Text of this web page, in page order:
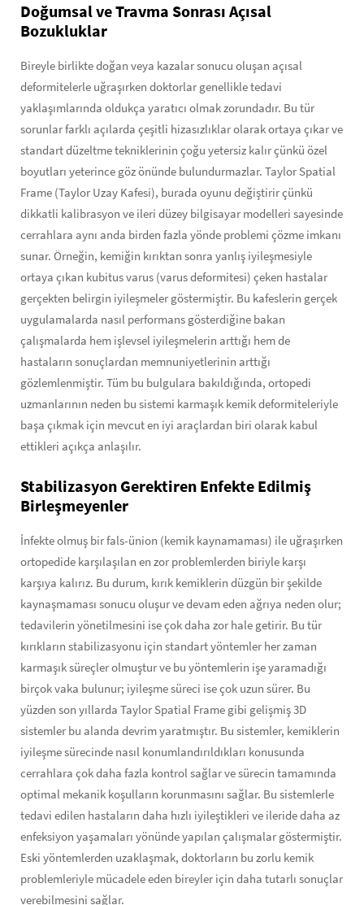
Doğumsal ve Travma Sonrası Açısal
Bozukluklar
Bireyle birlikte doğan veya kazalar sonucu oluşan açısal
deformitelerle uğraşırken doktorlar genellikle tedavi
yaklaşımlarında oldukça yaratıcı olmak zorundadır. Bu tür
sorunlar farklı açılarda çeşitli hizasızlıklar olarak ortaya çıkar ve
standart düzeltme tekniklerinin çoğu yetersiz kalır çünkü özel
boyutları yeterince göz önünde bulundurmazlar. Taylor Spatial
Frame (Taylor Uzay Kafesi), burada oyunu değiştirir çünkü
dikkatli kalibrasyon ve ileri düzey bilgisayar modelleri sayesinde
cerrahlara aynı anda birden fazla yönde problemi çözme imkanı
sunar. Örneğin, kemiğin kırıktan sonra yanlış iyileşmesiyle
ortaya çıkan kubitus varus (varus deformitesi) çeken hastalar
gerçekten belirgin iyileşmeler göstermiştir. Bu kafeslerin gerçek
uygulamalarda nasıl performans gösterdiğine bakan
çalışmalarda hem işlevsel iyileşmelerin arttığı hem de
hastaların sonuçlardan memnuniyetlerinin arttığı
gözlemlenmiştir. Tüm bu bulgulara bakıldığında, ortopedi
uzmanlarının neden bu sistemi karmaşık kemik deformiteleriyle
başa çıkmak için mevcut en iyi araçlardan biri olarak kabul
ettikleri açıkça anlaşılır.
Stabilizasyon Gerektiren Enfekte Edilmiş
Birleşmeyenler
İnfekte olmuş bir fals-ünion (kemik kaynamaması) ile uğraşırken
ortopedide karşılaşılan en zor problemlerden biriyle karşı
karşıya kalırız. Bu durum, kırık kemiklerin düzgün bir şekilde
kaynaşmaması sonucu oluşur ve devam eden ağrıya neden olur;
tedavilerin yönetilmesini ise çok daha zor hale getirir. Bu tür
kırıkların stabilizasyonu için standart yöntemler her zaman
karmaşık süreçler olmuştur ve bu yöntemlerin işe yaramadığı
birçok vaka bulunur; iyileşme süreci ise çok uzun sürer. Bu
yüzden son yıllarda Taylor Spatial Frame gibi gelişmiş 3D
sistemler bu alanda devrim yaratmıştır. Bu sistemler, kemiklerin
iyileşme sürecinde nasıl konumlandırıldıkları konusunda
cerrahlara çok daha fazla kontrol sağlar ve sürecin tamamında
optimal mekanik koşulların korunmasını sağlar. Bu sistemlerle
tedavi edilen hastaların daha hızlı iyileştikleri ve ileride daha az
enfeksiyon yaşamaları yönünde yapılan çalışmalar göstermiştir.
Eski yöntemlerden uzaklaşmak, doktorların bu zorlu kemik
problemleriyle mücadele eden bireyler için daha tutarlı sonuçlar
verebilmesini sağlar.